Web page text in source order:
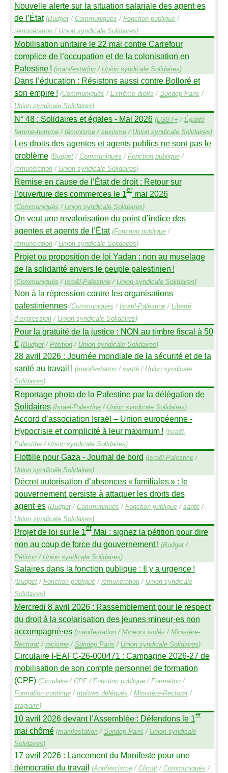
Nouvelle alerte sur la situation salariale des agent·es
de l’État (Budget/ Communiqués / Fonction publique/
rémunération/ Union syndicale Solidaires)
Mobilisation unitaire le 22 mai contre Carrefour
complice de l’occupation et de la colonisation en
Palestine ! (manifestation/ Union syndicale Solidaires)
Dans l’éducation : Résistons aussi contre Bolloré et
son empire ! (Communiqués / Extrême droite/ SundepParis /
Union syndicale Solidaires)
N° 48 : Solidaires et égales - Mai 2026 (LGBT+ / Égalité
femme-homme/ féminisme/ sexisme/ Union syndicale Solidaires)
Les droits des agentes et agents publics ne sont pas le
problème (Budget/ Communiqués / Fonction publique/
rémunération/ Union syndicale Solidaires)
Remise en cause de l’État de droit : Retour sur
l’ouverture des commerces le 1ermai 2026
(Communiqués / Union syndicale Solidaires)
On veut une revalorisation du point d’indice des
agentes et agents de l’État (Fonction publique/
rémunération/ Union syndicale Solidaires)
Projet ou proposition de loi Yadan : non au muselage
de la solidarité envers le peuple palestinien !
(Communiqués / Israël-Palestine/ Union syndicale Solidaires)
Non à la répression contre les organisations
palestiniennes (Communiqués / Israël-Palestine/ Liberté
d’expression/ Union syndicale Solidaires)
Pour la gratuité de la justice : NON au timbre fiscal à 50
€ (Budget/ Pétition/ Union syndicale Solidaires)
28 avril 2026 : Journée mondiale de la sécurité et de la
santé au travail ! (manifestation/ santé/ Union syndicale
Solidaires)
Reportage photo de la Palestine par la délégation de
Solidaires (Israël-Palestine/ Union syndicale Solidaires)
Accord d’association Israël – Union européenne -
Hypocrisie et complicité à leur maximum ! (Israël-
Palestine/ Union syndicale Solidaires)
Flottille pour Gaza - Journal de bord (Israël-Palestine/
Union syndicale Solidaires)
Décret autorisation d’absences «familiales» : le
gouvernement persiste à attaquer les droits des
agent·es (Budget/ Communiqués / Fonction publique/ santé/
Union syndicale Solidaires)
Projet de loi sur le 1erMai : signez la pétition pour dire
non au coup de force du gouvernement ! (Budget/
Pétition/ Union syndicale Solidaires)
Salaires dans la fonction publique : Il y a urgence !
(Budget/ Fonction publique/ rémunération/ Union syndicale
Solidaires)
Mercredi 8 avril 2026 : Rassemblement pour le respect
du droit à la scolarisation des jeunes mineur·es non
accompagné·es (manifestation/ Mineurs isolés / Ministère-
Rectorat/ racisme/ SundepParis / Union syndicale Solidaires)
Circulaire I-EAFC-26-000471 : Campagne 2026-27 de
mobilisation de son compte personnel de formation
(CPF) (Circulaire/ CPF/ Fonction publique/ Formation/
Formation continue/ maîtres délégués / Ministère-Rectorat/
stagiaire)
10 avril 2026 devant l’Assemblée : Défendons le 1er
mai chômé (manifestation/ SundepParis / Union syndicale
Solidaires)
17 avril 2026 : Lancement du Manifeste pour une
démocratie du travail (Antifascisme/ Climat/ Communiqués /